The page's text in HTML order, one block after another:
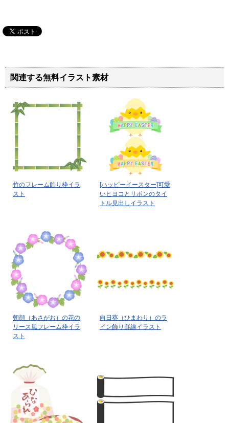
関連する無料イラスト素材
竹のフレーム飾り枠イラ
スト
[ハッピーイースター]可愛
いヒヨコとリボンのタイ
トル見出しイラスト
朝顔（あさがお）の花の
リース風フレーム枠イラ
スト
向日葵（ひまわり）のラ
イン飾り罫線イラスト